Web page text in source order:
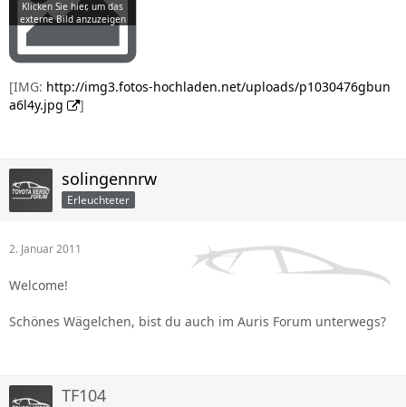
[IMG: http://img3.fotos-hochladen.net/uploads/p1030476gbun
a6l4y.jpg
]
solingennrw
Erleuchteter
2. Januar 2011
Welcome!
Schönes Wägelchen, bist du auch im Auris Forum unterwegs?
TF104